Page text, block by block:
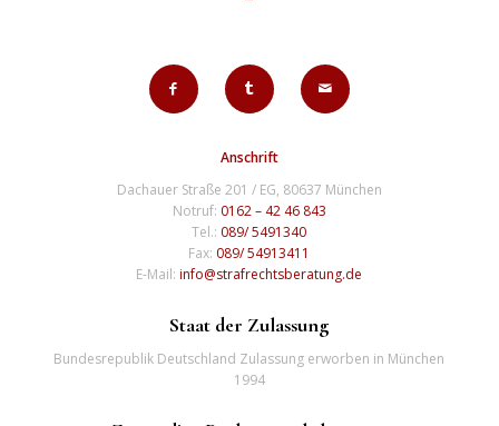
Anschrift
Dachauer Straße 201 / EG, 80637 München
Notruf: 0162 – 42 46 843
Tel.: 089/ 5491340
Fax: 089/ 54913411
E-Mail:info@strafrechtsberatung.de
Staat der Zulassung
Bundesrepublik Deutschland Zulassung erworben in München
1994